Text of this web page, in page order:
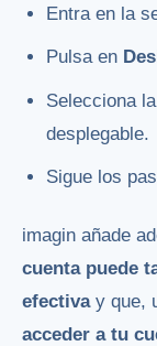
Entra en la
Pulsa en
Selecciona
desplegable.
Sigue los
imagin añade
cuenta puede
efectivay que,
acceder a tu